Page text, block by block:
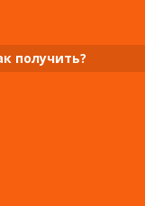
получить?